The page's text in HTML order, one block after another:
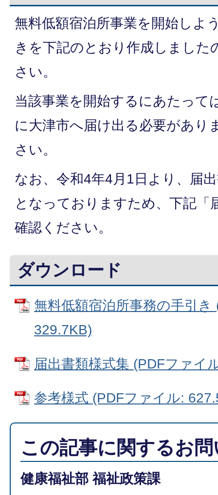
無料低額宿泊所事業を開始しよ
きを下記のとおり作成しました
さい。
当該事業を開始するにあたって
に大津市へ届け出る必要があり
さい。
なお、令和4年4月1日より、届
となっておりますため、下記「
確認ください。
ダウンロード
無料低額宿泊所事務の手引
329.7KB)
届出書類様式集 (PDFファイ
参考様式 (PDFファイル:
この記事に関するお
健康福祉部 福祉政策課